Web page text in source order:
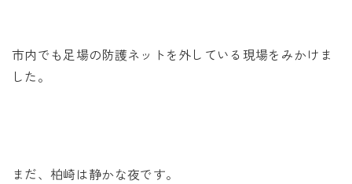
市内でも足場の防護ネットを外している現場をみかけま
した。
まだ、柏崎は静かな夜です。